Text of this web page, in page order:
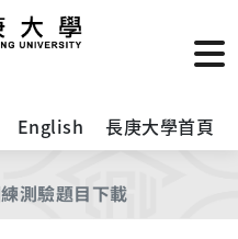
English 長庚大學首頁
測驗題目下載